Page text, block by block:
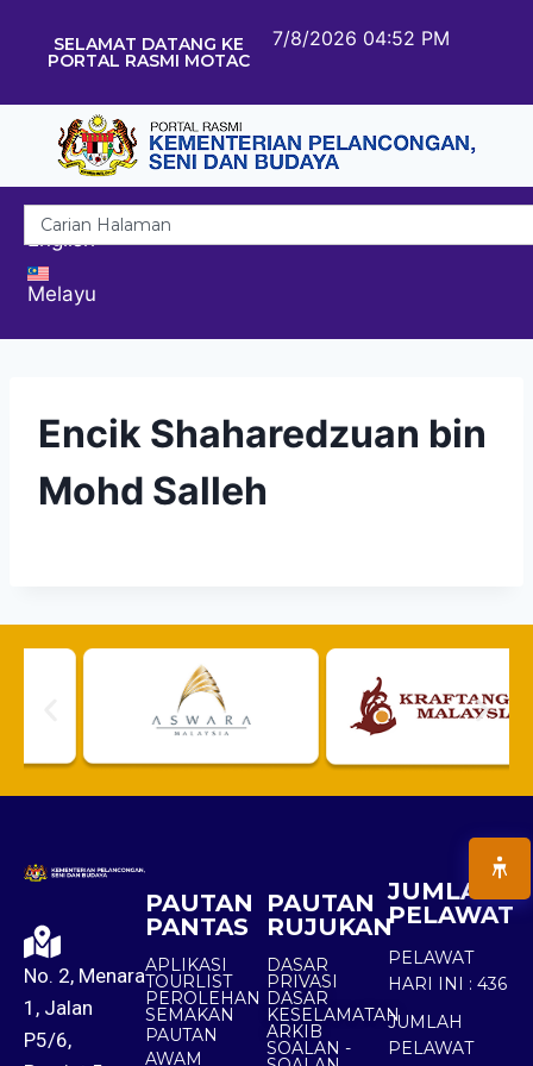
SELAMAT DATANG KE
PORTAL RASMI MOTAC
7/8/2026 04:52 PM
English
Melayu
Encik Shaharedzuan bin
Mohd Salleh
No. 2, Menara
1, Jalan
P5/6,
PAUTAN
PANTAS
APLIKASI
TOURLIST
PEROLEHAN
SEMAKAN
PAUTAN
AWAM
PAUTAN
RUJUKAN
DASAR
PRIVASI
DASAR
KESELAMATAN
ARKIB
SOALAN -
JUMLAH
PELAWAT
PELAWAT
HARI INI : 436
JUMLAH
PELAWAT